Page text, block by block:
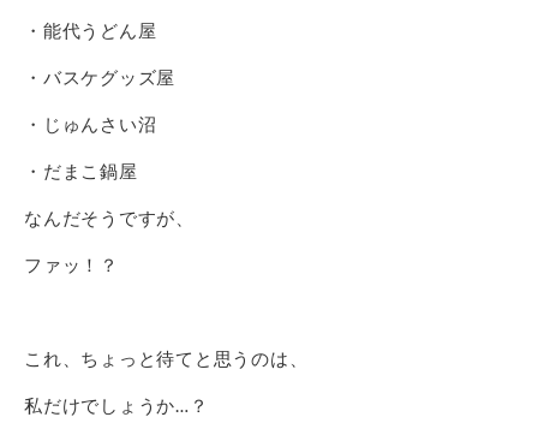
・能代うどん屋
・バスケグッズ屋
・じゅんさい沼
・だまこ鍋屋
なんだそうですが、
ファッ！？
これ、ちょっと待てと思うのは、
私だけでしょうか…？